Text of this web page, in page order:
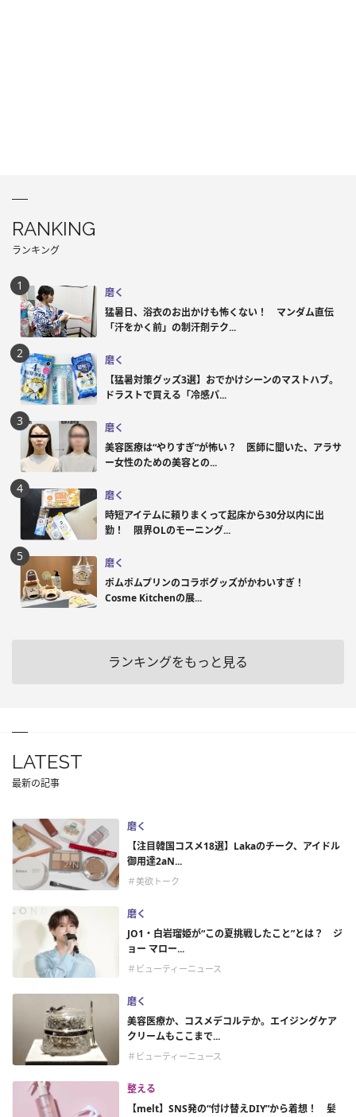
RANKING
ランキング
磨く
猛暑日、浴衣のお出かけも怖くない！ マンダム直伝
「汗をかく前」の制汗剤テク...
磨く
【猛暑対策グッズ3選】おでかけシーンのマストハブ。
ドラストで買える「冷感パ...
磨く
美容医療は“やりすぎ”が怖い？ 医師に聞いた、アラサ
ー女性のための美容との...
磨く
時短アイテムに頼りまくって起床から30分以内に出
勤！ 限界OLのモーニング...
磨く
ポムポムプリンのコラボグッズがかわいすぎ！
Cosme Kitchenの展...
ランキングをもっと見る
LATEST
最新の記事
磨く
【注目韓国コスメ18選】Lakaのチーク、アイドル
御用達2aN...
＃美欲トーク
磨く
JO1・白岩瑠姫が“この夏挑戦したこと”とは？ ジ
ョー マロー...
＃ビューティーニュース
磨く
美容医療か、コスメデコルテか。エイジングケア
クリームもここまで...
＃ビューティーニュース
整える
【melt】SNS発の“付け替えDIY”から着想！ 髪